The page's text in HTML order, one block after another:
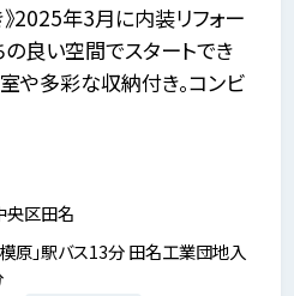
2025年3月に内装リフォー
良い空間でスタートでき
や多彩な収納付き。コンビ
央区田名
原」駅バス13分 田名工業団地入